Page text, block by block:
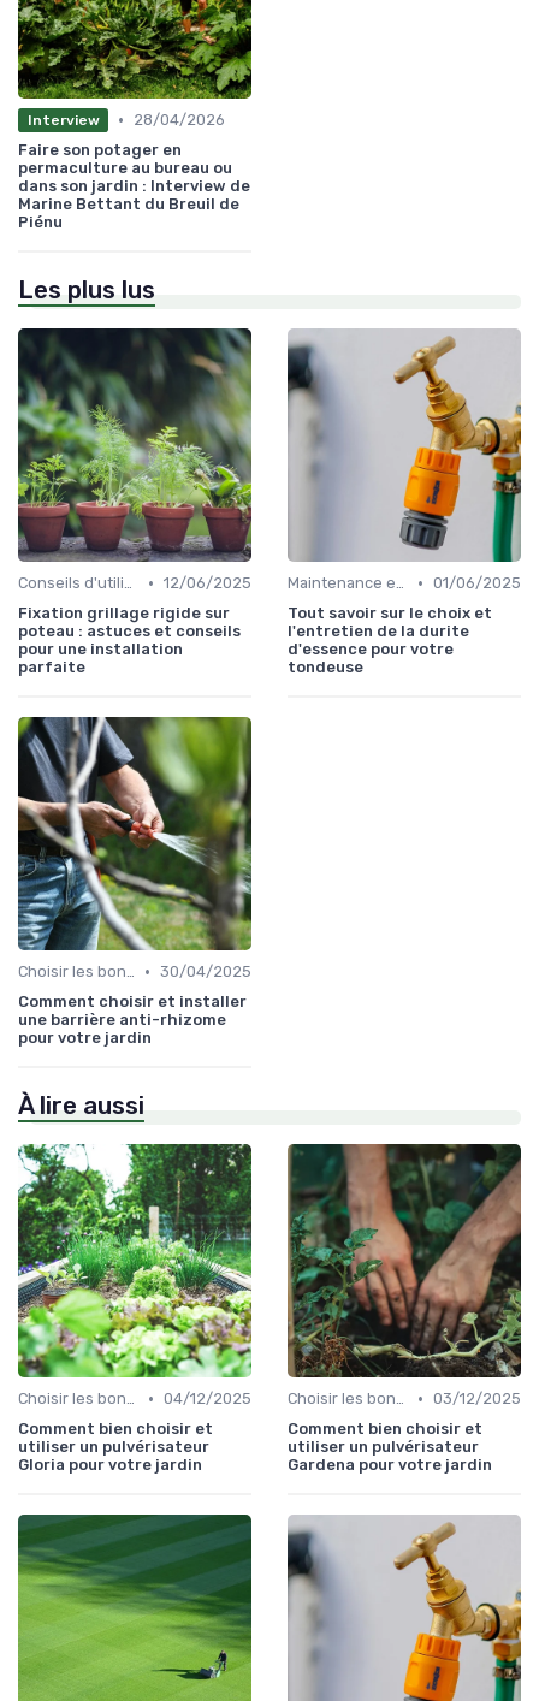
Interview •
28/04/2026
Faire son potager en
permaculture au bureau ou
dans son jardin : Interview de
Marine Bettant du Breuil de
Piénu
Les plus lus
Conseils d'utilisation • 12/06/2025
Fixation grillage rigide sur
poteau : astuces et conseils
pour une installation
parfaite
Maintenance et entretien • 01/06/2025
Tout savoir sur le choix et
l'entretien de la durite
d'essence pour votre
tondeuse
Choisir les bons outils • 30/04/2025
Comment choisir et installer
une barrière anti-rhizome
pour votre jardin
À lire aussi
Choisir les bons outils • 04/12/2025
Comment bien choisir et
utiliser un pulvérisateur
Gloria pour votre jardin
Choisir les bons outils • 03/12/2025
Comment bien choisir et
utiliser un pulvérisateur
Gardena pour votre jardin